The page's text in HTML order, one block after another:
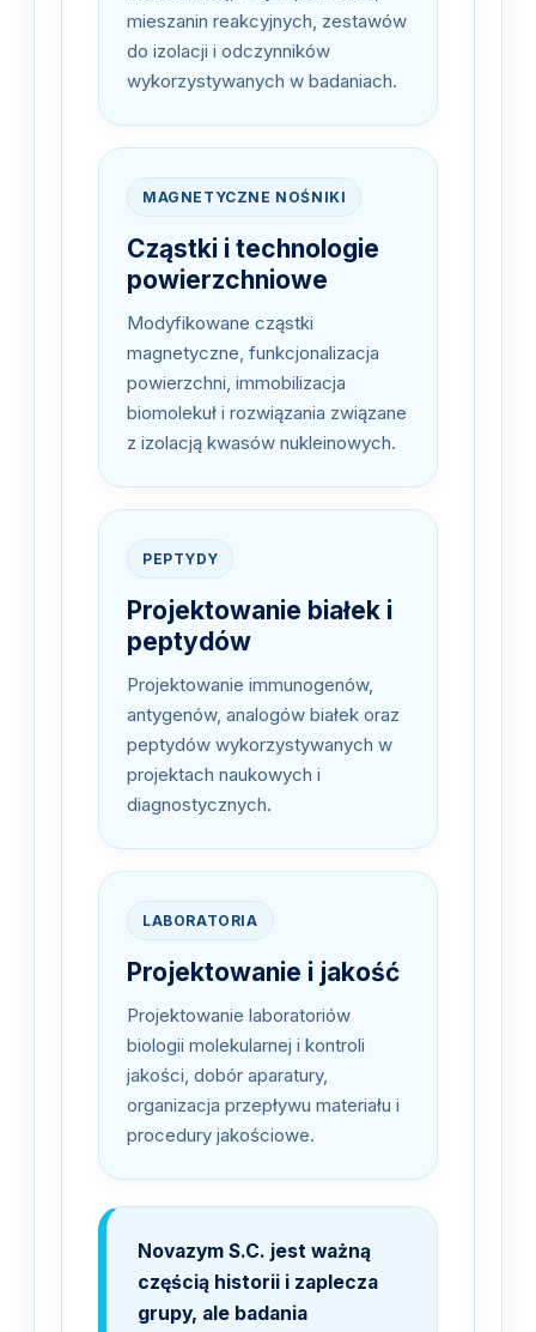
mieszanin reakcyjnych, zestawów
do izolacji i odczynników
wykorzystywanych w badaniach.
MAGNETYCZNE NOŚNIKI
Cząstki i technologie
powierzchniowe
Modyfikowane cząstki
magnetyczne, funkcjonalizacja
powierzchni, immobilizacja
biomolekuł i rozwiązania związane
z izolacją kwasów nukleinowych.
PEPTYDY
Projektowanie białek i
peptydów
Projektowanie immunogenów,
antygenów, analogów białek oraz
peptydów wykorzystywanych w
projektach naukowych i
diagnostycznych.
LABORATORIA
Projektowanie i jakość
Projektowanie laboratoriów
biologii molekularnej i kontroli
jakości, dobór aparatury,
organizacja przepływu materiału i
procedury jakościowe.
Novazym S.C. jest ważną
częścią historii i zaplecza
grupy, ale badania